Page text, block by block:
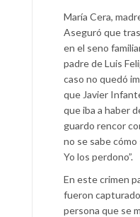
María Cera,
Aseguró que
en el seno
padre de Luis
caso no quedó
que Javier
que iba a haber
guardo rencor
no se sabe
Yo los perdono”.
En este crimen
fueron
persona que se